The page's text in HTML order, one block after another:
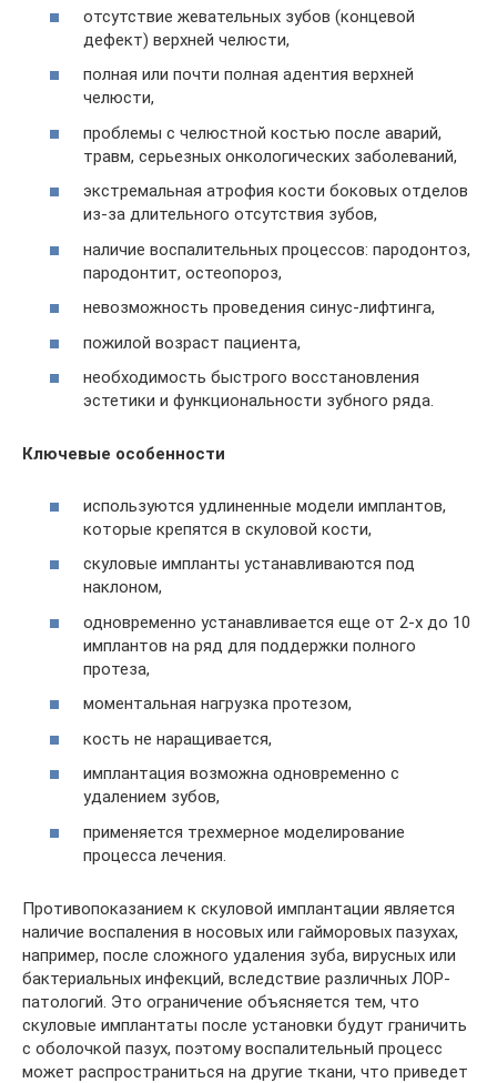
отсутствие жевательных зубов (концевой
дефект) верхней челюсти,
полная или почти полная адентия верхней
челюсти,
проблемы с челюстной костью после аварий,
травм, серьезных онкологических заболеваний,
экстремальная атрофия кости боковых отделов
из-за длительного отсутствия зубов,
наличие воспалительных процессов: пародонтоз,
пародонтит, остеопороз,
невозможность проведения синус-лифтинга,
пожилой возраст пациента,
необходимость быстрого восстановления
эстетики и функциональности зубного ряда.
Ключевые особенности
используются удлиненные модели имплантов,
которые крепятся в скуловой кости,
скуловые импланты устанавливаются под
наклоном,
одновременно устанавливается еще от 2-х до 10
имплантов на ряд для поддержки полного
протеза,
моментальная нагрузка протезом,
кость не наращивается,
имплантация возможна одновременно с
удалением зубов,
применяется трехмерное моделирование
процесса лечения.
Противопоказанием к скуловой имплантации является
наличие воспаления в носовых или гайморовых пазухах,
например, после сложного удаления зуба, вирусных или
бактериальных инфекций, вследствие различных ЛОР-
патологий. Это ограничение объясняется тем, что
скуловые имплантаты после установки будут граничить
с оболочкой пазух, поэтому воспалительный процесс
может распространиться на другие ткани, что приведет